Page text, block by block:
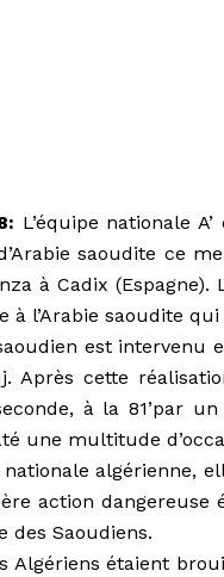
L’équipe nationale
saoudite ce
à Cadix (Espagne).
à l’Arabie saoudite
est intervenu
Après cette
à la 81’par
une multitude
nationale algérienne,
action
des Saoudiens.
Algériens étaient